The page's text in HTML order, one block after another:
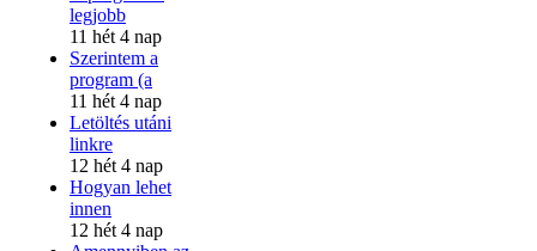
legjobb
11 hét 4 nap
Szerintem a
program (a
11 hét 4 nap
Letöltés utáni
linkre
12 hét 4 nap
Hogyan lehet
innen
12 hét 4 nap